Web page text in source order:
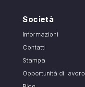
Società
Informazioni
Contatti
Stampa
Opportunità di lavoro